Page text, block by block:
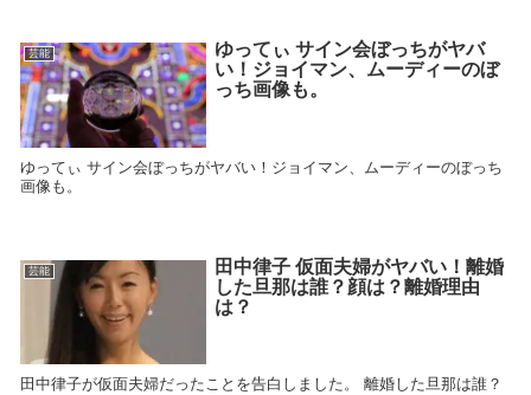
芸能
ゆってぃ サイン会ぼっちがヤバ
い！ジョイマン、ムーディーのぼ
っち画像も。
ゆってぃ サイン会ぼっちがヤバい！ジョイマン、ムーディーのぼっち
画像も。
芸能
田中律子 仮面夫婦がヤバい！離婚
した旦那は誰？顔は？離婚理由
は？
田中律子が仮面夫婦だったことを告白しました。 離婚した旦那は誰？